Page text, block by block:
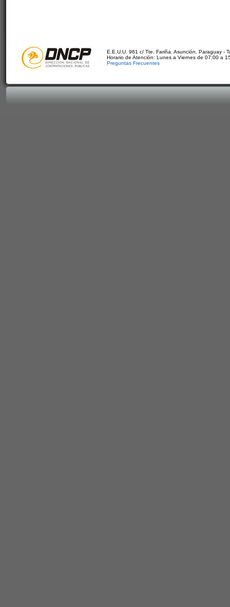
E.E.U.U. 961 c/ Tte. Fariña. Asunción, Paraguay -
Horario de Atención: Lunes a Viernes de 07:00 a
Preguntas Frecuentes